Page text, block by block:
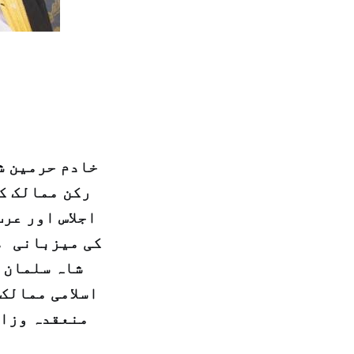
خادم حرمین
اجلاس اور
کی میزبانی
شاہ
اسلامی
منعقدہ